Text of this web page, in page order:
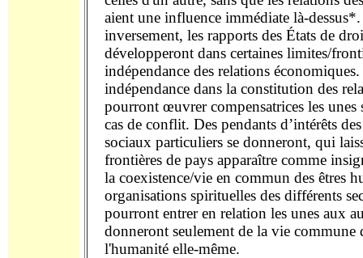
aient une influence immédiate là-
inversement, les rapports des États de
développeront dans certaines limites/
indépendance des relations économiques.
indépendance dans la constitution des
pourront œuvrer compensatrices les unes
cas de conflit. Des pendants d’intérêts
sociaux particuliers se donneront, qui
frontières de pays apparaître comme
la coexistence/vie en commun des êtres
organisations spirituelles des différents
pourront entrer en relation les unes aux
donneront seulement de la vie commune
l'humanité elle-même.